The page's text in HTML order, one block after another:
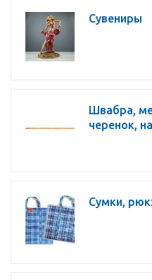
Сувениры
Швабра,
черенок,
Сумки,